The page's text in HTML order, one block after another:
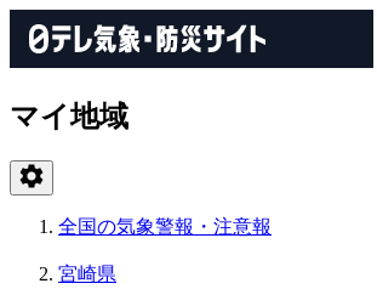
マイ地域
全国の気象警報・注意報
宮崎県